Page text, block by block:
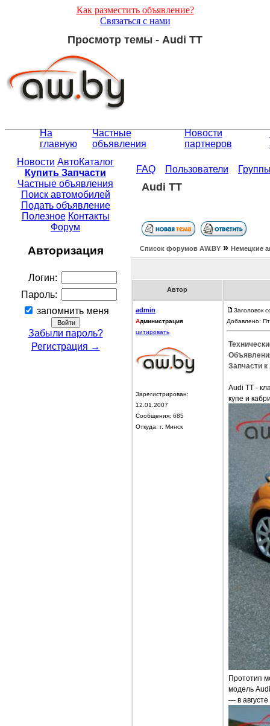
Как разместить объявление?
Связаться с нами
Просмотр темы - Audi TT
На
главную
Частные
объявления
Новости
партнеров
Новости АвтоКаталог
Купить Запчасти
Частные объявления
Поиск автомобилей
Подать объявление
Полезное Контакты
Форум
Авторизация
Логин:
Пароль:
запомнить меня
Забыли пароль?
Регистрация →
FAQ Пользователи
Audi TT
Список форумов АW.BY » Немецкие
Автор
admin
Администрация
цитировать
Зарегистрирован:
12.01.2007
Сообщения: 685
Откуда: г. Минск
Заголовок
Добавлено:
Запчасти к
Audi TT -
купе и
Прототип
модель
— в